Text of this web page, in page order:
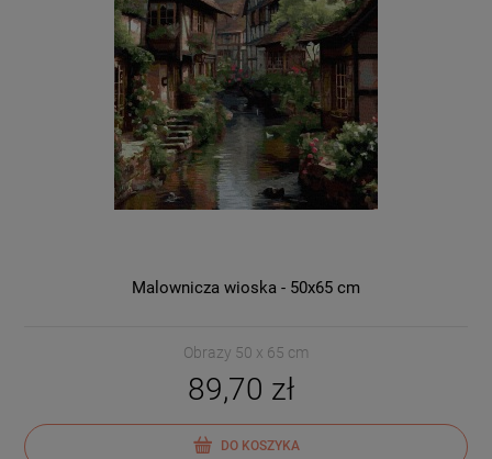
Malownicza wioska - 50x65 cm
Obrazy 50 x 65 cm
89,70 zł
DO KOSZYKA